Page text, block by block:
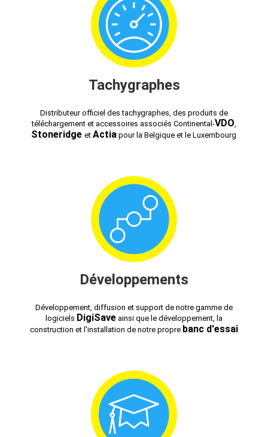
Tachygraphes
Distributeur officiel des tachygraphes, des produits de
téléchargement et accessoires associés Continental-VDO
StoneridgeetActia pour la Belgique et le Luxembourg
Développements
Développement, diffusion et support de notre gamme de
logiciels DigiSaveainsi que le développement, la
construction et l'installation de notre propre banc d'essai